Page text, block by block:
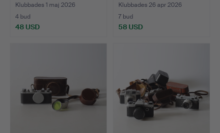
Klubbades 1 maj 2026
4 bud
48 USD
Klubbades 26 apr 2026
7 bud
58 USD